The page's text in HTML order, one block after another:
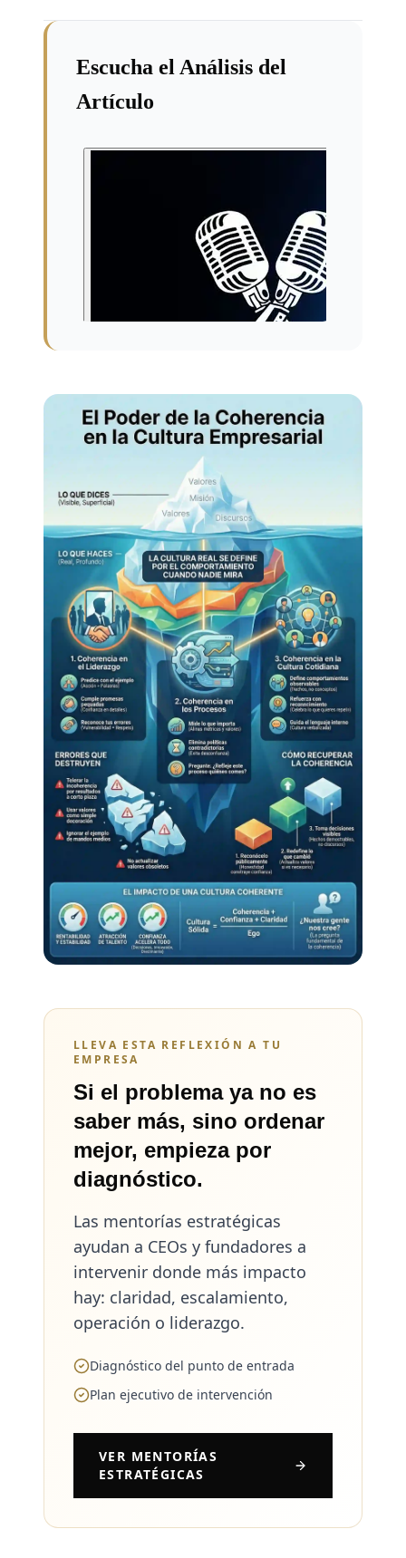
Escucha el Análisis del
Artículo
LLEVA ESTA REFLEXIÓN A TU
EMPRESA
Si el problema ya no es
saber más, sino ordenar
mejor, empieza por
diagnóstico.
Las mentorías estratégicas
ayudan a CEOs y fundadores a
intervenir donde más impacto
hay: claridad, escalamiento,
operación o liderazgo.
Diagnóstico del punto de entrada
Plan ejecutivo de intervención
VER MENTORÍAS
ESTRATÉGICAS